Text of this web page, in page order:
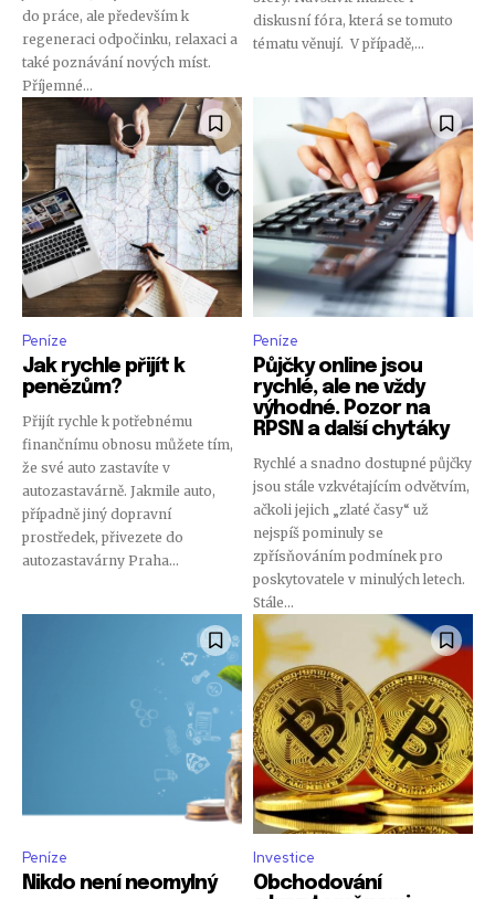
do práce, ale především k
regeneraci odpočinku, relaxaci a
také poznávání nových míst.
Příjemné...
diskusní fóra, která se tomuto
tématu věnují. V případě,...
Peníze
Jak rychle přijít k
penězům?
Přijít rychle k potřebnému
finančnímu obnosu můžete tím,
že své auto zastavíte v
autozastavárně. Jakmile auto,
případně jiný dopravní
prostředek, přivezete do
autozastavárny Praha...
Peníze
Půjčky online jsou
rychlé, ale ne vždy
výhodné. Pozor na
RPSN a další chytáky
Rychlé a snadno dostupné půjčky
jsou stále vzkvétajícím odvětvím,
ačkoli jejich „zlaté časy“ už
nejspíš pominuly se
zpřísňováním podmínek pro
poskytovatele v minulých letech.
Stále...
Peníze
Nikdo není neomylný
Investice
Obchodování